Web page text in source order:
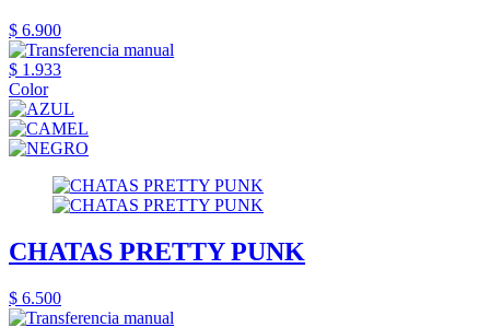
$ 6.900
$ 1.933
Color
CHATAS PRETTY PUNK
$ 6.500